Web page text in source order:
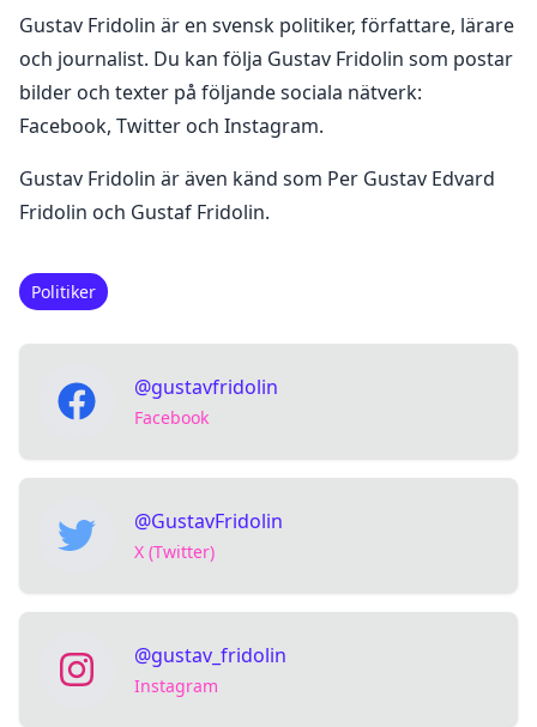
Gustav Fridolin är en svensk politiker, författare, lärare
och journalist. Du kan följa Gustav Fridolin som postar
bilder och texter på följande sociala nätverk:
Facebook, Twitter och Instagram.
Gustav Fridolin är även känd som Per Gustav Edvard
Fridolin och Gustaf Fridolin.
Politiker
@gustavfridolin
Facebook
@GustavFridolin
X (Twitter)
@gustav_fridolin
Instagram